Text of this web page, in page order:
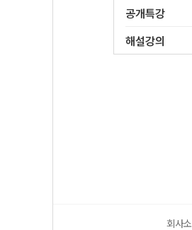
공개특강
해설강의
회사